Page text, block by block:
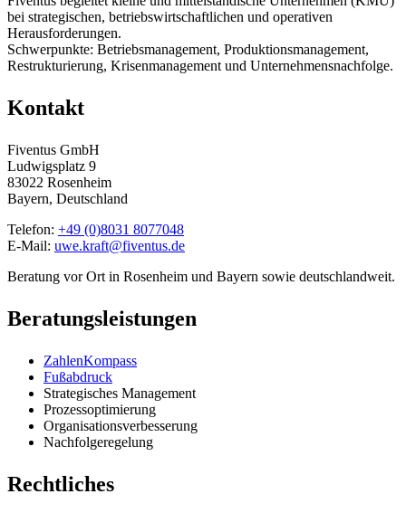
bei strategischen, betriebswirtschaftlichen und operativen
Herausforderungen.
Schwerpunkte: Betriebsmanagement, Produktionsmanagement,
Restrukturierung, Krisenmanagement und Unternehmensnachfolge.
Kontakt
Fiventus GmbH
Ludwigsplatz 9
83022 Rosenheim
Bayern, Deutschland
Telefon: +49 (0)8031 8077048
E-Mail: uwe.kraft@fiventus.de
Beratung vor Ort in Rosenheim und Bayern sowie deutschlandweit.
Beratungsleistungen
ZahlenKompass
Fußabdruck
Strategisches Management
Prozessoptimierung
Organisationsverbesserung
Nachfolgeregelung
Rechtliches